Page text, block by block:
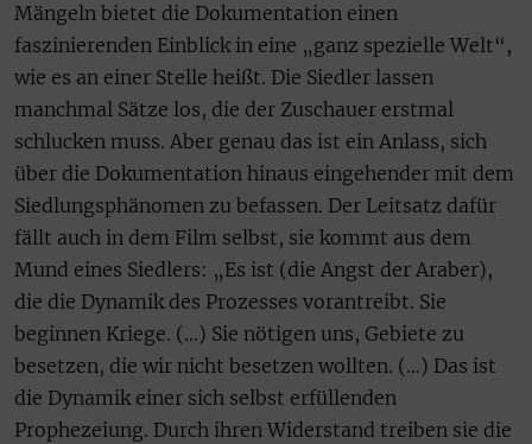
Mängeln bietet die Dokumentation einen
faszinierenden Einblick in eine „ganz spezielle Welt“,
wie es an einer Stelle heißt. Die Siedler lassen
manchmal Sätze los, die der Zuschauer erstmal
schlucken muss. Aber genau das ist ein Anlass, sich
über die Dokumentation hinaus eingehender mit dem
Siedlungsphänomen zu befassen. Der Leitsatz dafür
fällt auch in dem Film selbst, sie kommt aus dem
Mund eines Siedlers: „Es ist (die Angst der Araber),
die die Dynamik des Prozesses vorantreibt. Sie
beginnen Kriege. (…) Sie nötigen uns, Gebiete zu
besetzen, die wir nicht besetzen wollten. (…) Das ist
die Dynamik einer sich selbst erfüllenden
Prophezeiung. Durch ihren Widerstand treiben sie die